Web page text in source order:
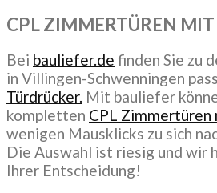
CPL ZIMMERTÜREN MIT
Bei bauliefer.de finden Sie zu
in Villingen-Schwenningen
Türdrücker. Mit bauliefer
kompletten CPL Zimmertüren
wenigen Mausklicks zu sich
Die Auswahl ist riesig und wir
Ihrer Entscheidung!